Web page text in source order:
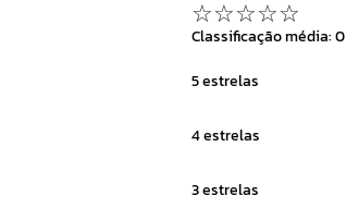
☆☆☆☆☆
Classificação média: 0
5 estrelas
4 estrelas
3 estrelas